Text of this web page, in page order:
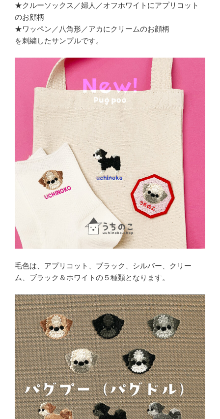
★クルーソックス／婦人／オフホワイトにアプリコット
のお顔柄
★ワッペン／八角形／アカにクリームのお顔柄
を刺繍したサンプルです。
毛色は、アプリコット、ブラック、シルバー、クリー
ム、ブラック＆ホワイトの５種類となります。